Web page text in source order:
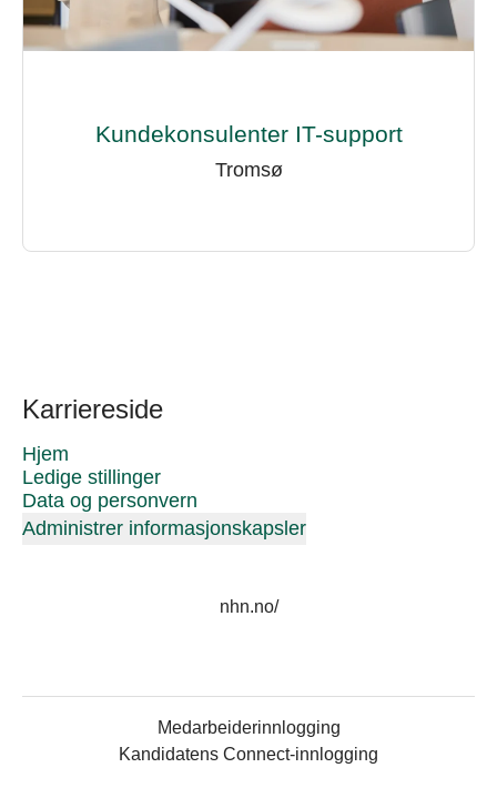
Kundekonsulenter IT-support
Tromsø
Karriereside
Hjem
Ledige stillinger
Data og personvern
Administrer informasjonskapsler
nhn.no/
Medarbeiderinnlogging
Kandidatens Connect-innlogging